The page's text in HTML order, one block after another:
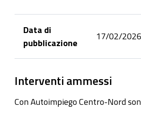
Data di
pubblicazione
17/02/2026
Interventi ammessi
Con Autoimpiego Centro-Nord